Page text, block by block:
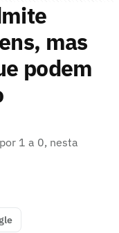
mas
podem
1 a 0, nesta